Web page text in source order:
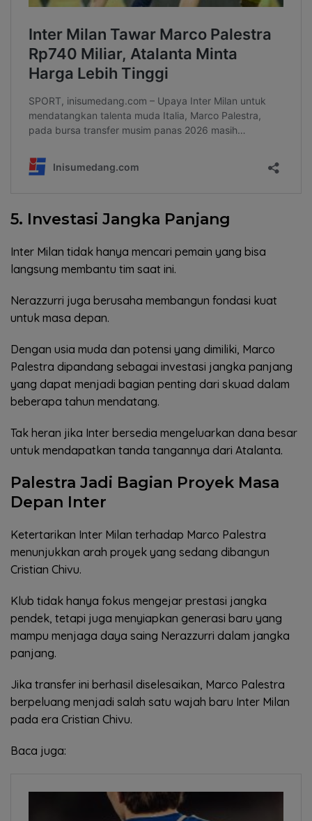
5. Investasi Jangka Panjang
Inter Milan tidak hanya mencari pemain yang bisa
langsung membantu tim saat ini.
Nerazzurri juga berusaha membangun fondasi kuat
untuk masa depan.
Dengan usia muda dan potensi yang dimiliki, Marco
Palestra dipandang sebagai investasi jangka panjang
yang dapat menjadi bagian penting dari skuad dalam
beberapa tahun mendatang.
Tak heran jika Inter bersedia mengeluarkan dana besar
untuk mendapatkan tanda tangannya dari Atalanta.
Palestra Jadi Bagian Proyek Masa
Depan Inter
Ketertarikan Inter Milan terhadap Marco Palestra
menunjukkan arah proyek yang sedang dibangun
Cristian Chivu.
Klub tidak hanya fokus mengejar prestasi jangka
pendek, tetapi juga menyiapkan generasi baru yang
mampu menjaga daya saing Nerazzurri dalam jangka
panjang.
Jika transfer ini berhasil diselesaikan, Marco Palestra
berpeluang menjadi salah satu wajah baru Inter Milan
pada era Cristian Chivu.
Baca juga: